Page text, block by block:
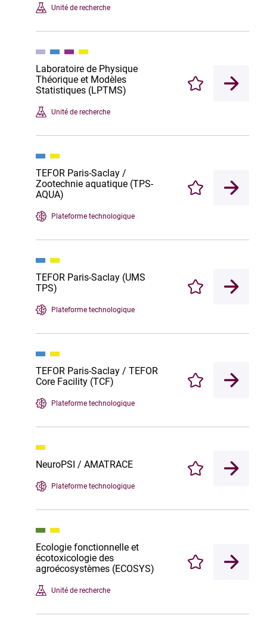
Unité de recherche
Laboratoire de Physique
Théorique et Modèles
Statistiques (LPTMS)
Unité de recherche
Enregistrer
TEFOR Paris-Saclay /
Zootechnie aquatique (TPS-
AQUA)
Plateforme technologique
Enregistrer
TEFOR Paris-Saclay (UMS
TPS)
Plateforme technologique
Enregistrer
TEFOR Paris-Saclay / TEFOR
Core Facility (TCF)
Plateforme technologique
Enregistrer
NeuroPSI / AMATRACE
Plateforme technologique
Enregistrer
Ecologie fonctionnelle et
écotoxicologie des
agroécosystèmes (ECOSYS)
Unité de recherche
Enregistrer